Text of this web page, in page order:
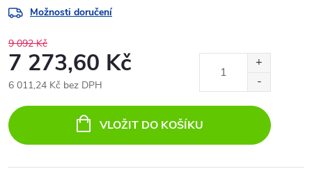
Možnosti doručení
9 092 Kč
7 273,60 Kč
6 011,24 Kč bez DPH
cena:
VLOŽIT DO KOŠÍKU